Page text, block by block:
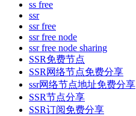
ss free
ssr
ssr free
ssr free node
ssr free node sharing
SSR免费节点
SSR网络节点免费分享
ssr网络节点地址免费分享
SSR节点分享
SSR订阅免费分享